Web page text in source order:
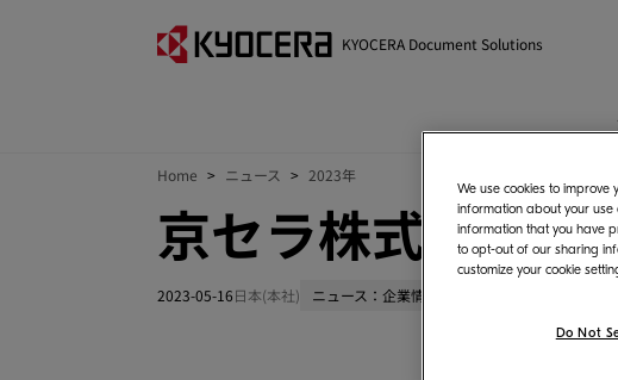
KYOCERA Document Solutions
Home ニュース 2023年
京セラ株式会社
2023-05-16日本(本社) ニュース：企業情報
We use cookies to
information about your
information that you have
to opt-out of our sharing
customize your cookie
Do Not